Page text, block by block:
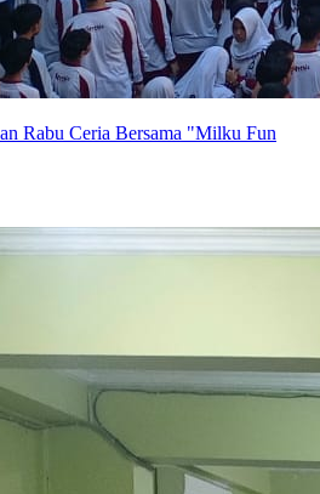
Rabu Ceria Bersama "Milku Fun